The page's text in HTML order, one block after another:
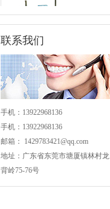
BSK-004分条机
联系我们
手机：13922968136
手机：13922968136
邮箱： 1429783421@qq.com
地址：广东省东莞市塘厦镇林村龙
背岭75-76号